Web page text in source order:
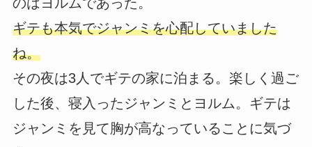
ギテも本気でジャンミを心配していました
ね。
その夜は3人でギテの家に泊まる。楽しく過ご
した後、寝入ったジャンミとヨルム。ギテは
ジャンミを見て胸が高なっていることに気づ